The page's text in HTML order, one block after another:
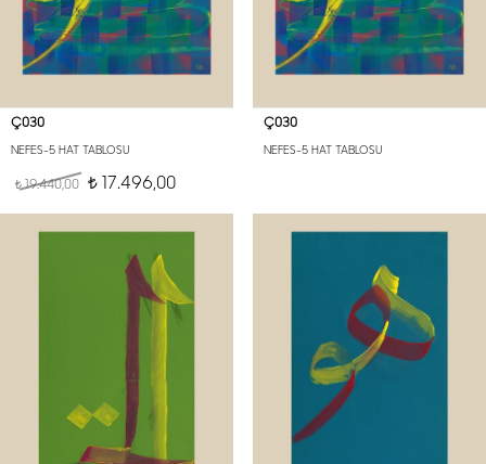
Ç030
NEFES-5 HAT TABLOSU
t19.440,00 t 17.496,00
Ç030
NEFES-5 HAT TABLOSU